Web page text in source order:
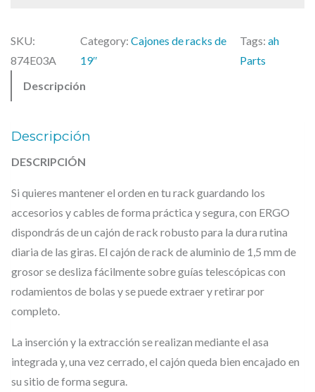
e
,
8
8
€
.
:
.
H
a
l
1
P
a
r
t
s
8
7
4
E
0
SKU:
874E03A
Category: Cajones de racks de
19″
Tags: ah
Parts
Descripción
Descripción
DESCRIPCIÓN
Si quieres mantener el orden en tu rack guardando los
accesorios y cables de forma práctica y segura, con ERGO
dispondrás de un cajón de rack robusto para la dura rutina
diaria de las giras. El cajón de rack de aluminio de 1,5 mm de
grosor se desliza fácilmente sobre guías telescópicas con
rodamientos de bolas y se puede extraer y retirar por
completo.
La inserción y la extracción se realizan mediante el asa
integrada y, una vez cerrado, el cajón queda bien encajado en
su sitio de forma segura.